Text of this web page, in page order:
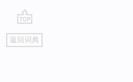
go
top
返回词典